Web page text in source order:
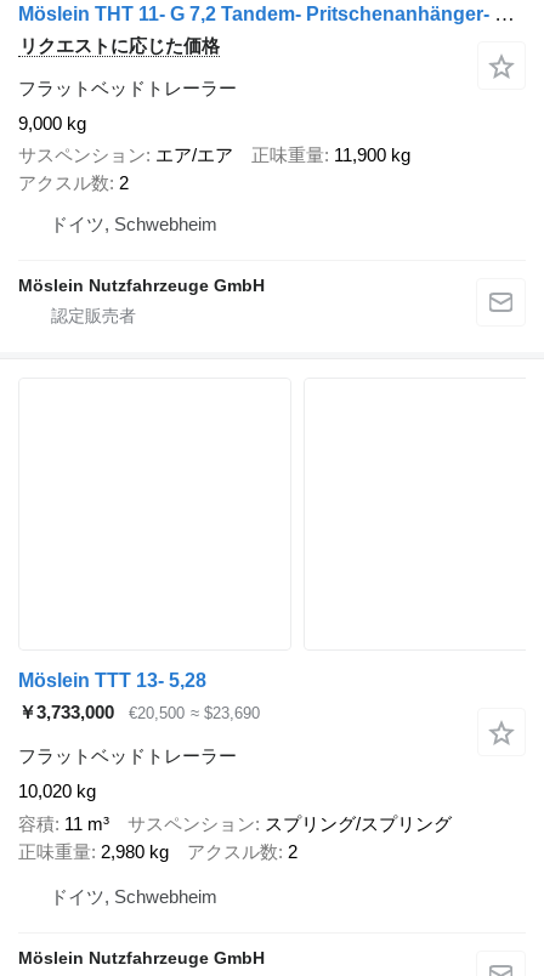
Möslein THT 11- G 7,2 Tandem- Pritschenanhänger- Tieflader
リクエストに応じた価格
フラットベッドトレーラー
9,000 kg
サスペンション エア/エア 正味重量 11,900 kg
アクスル数 2
ドイツ, Schwebheim
Möslein Nutzfahrzeuge GmbH
Möslein TTT 13- 5,28
￥3,733,000
€20,500 ≈ $23,690
フラットベッドトレーラー
10,020 kg
容積 11 m³ サスペンション
スプリング/スプリング
正味重量 2,980 kg アクスル数 2
ドイツ, Schwebheim
Möslein Nutzfahrzeuge GmbH